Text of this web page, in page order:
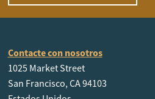
Contacte con nosotros
1025 Market Street
San Francisco, CA 94103